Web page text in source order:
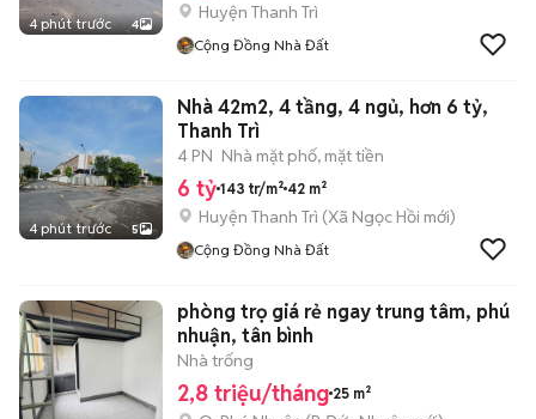
4 phút trước 4
Huyện Thanh Trì
Cộng Đồng Nhà Đất
4 phút trước 5
Nhà 42m2, 4 tầng, 4 ngủ, hơn 6 tỷ,
Thanh Trì
4 PN Nhà mặt phố, mặt tiền
6 tỷ 143 tr/m² 42 m²
Huyện Thanh Trì (Xã Ngọc Hồi mới)
Cộng Đồng Nhà Đất
phòng trọ giá rẻ ngay trung tâm, phú
nhuận, tân bình
Nhà trống
2,8 triệu/tháng 25 m²